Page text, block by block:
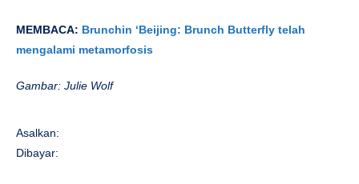
MEMBACA: Brunchin ‘Beijing: Brunch Butterfly telah
mengalami metamorfosis
Gambar: Julie Wolf
Asalkan:
Dibayar: